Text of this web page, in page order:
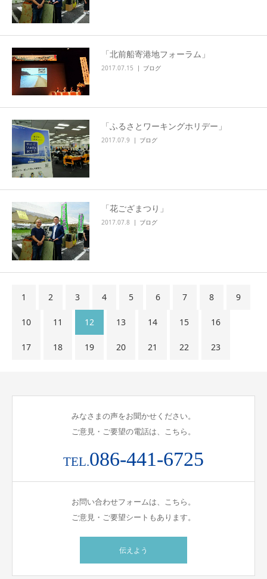
「北前船寄港地フォーラム」
2017.07.15 ブログ
「ふるさとワーキングホリデー」
2017.07.9 ブログ
「花ござまつり」
2017.07.8 ブログ
1 2 3 4 5 6 7 8 9
10 11 12 13 14 15 16
17 18 19 20 21 22 23
みなさまの声をお聞かせください。
ご意見・ご要望の電話は、こちら。
TEL.086-441-6725
お問い合わせフォームは、こちら。
ご意見・ご要望シートもあります。
伝えよう